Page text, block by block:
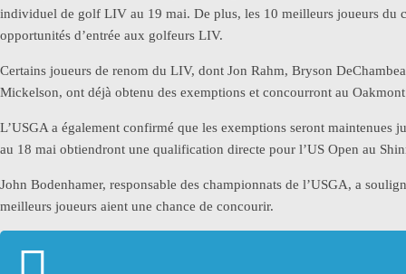
individuel de golf LIV au 19 mai. De plus, les 10 meilleurs joueurs du
opportunités d’entrée aux golfeurs LIV.
Certains joueurs de renom du LIV, dont Jon Rahm, Bryson
Mickelson, ont déjà obtenu des exemptions et concourront au
L’USGA a également confirmé que les exemptions seront
au 18 mai obtiendront une qualification directe pour l’US Open au
John Bodenhamer, responsable des championnats de l’USGA, a
meilleurs joueurs aient une chance de concourir.